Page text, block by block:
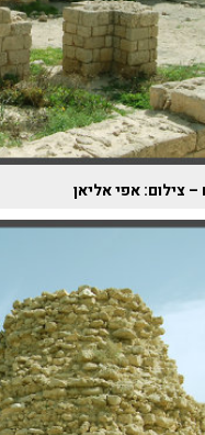
צילום: אפי אליאן